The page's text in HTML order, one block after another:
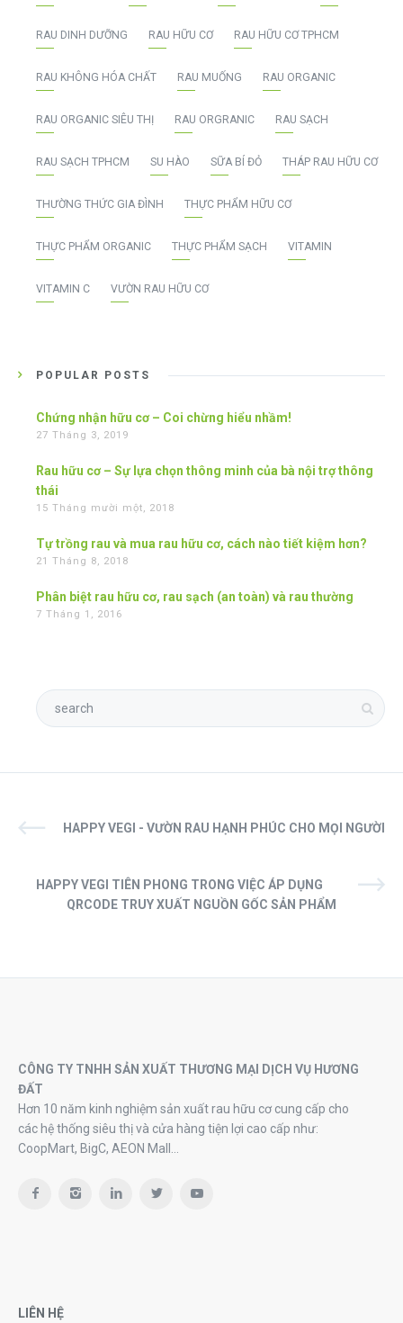
RAU DINH DƯỠNG RAU HỮU CƠ RAU HỮU CƠ TPHCM
RAU KHÔNG HÓA CHẤT RAU MUỐNG RAU ORGANIC
RAU ORGANIC SIÊU THỊ RAU ORGRANIC RAU SẠCH
RAU SẠCH TPHCM SU HÀO SỮA BÍ ĐỎ THÁP RAU HỮU CƠ
THƯỜNG THỨC GIA ĐÌNH THỰC PHẨM HỮU CƠ
THỰC PHẨM ORGANIC THỰC PHẨM SẠCH VITAMIN
VITAMIN C VƯỜN RAU HỮU CƠ
POPULAR POSTS
Chứng nhận hữu cơ – Coi chừng hiểu nhầm!
27 Tháng 3, 2019
Rau hữu cơ – Sự lựa chọn thông minh của bà nội trợ thông
thái
15 Tháng mười một, 2018
Tự trồng rau và mua rau hữu cơ, cách nào tiết kiệm hơn?
21 Tháng 8, 2018
Phân biệt rau hữu cơ, rau sạch (an toàn) và rau thường
7 Tháng 1, 2016
HAPPY VEGI - VƯỜN RAU HẠNH PHÚC CHO MỌI NGƯỜI
HAPPY VEGI TIÊN PHONG TRONG VIỆC ÁP DỤNG
QRCODE TRUY XUẤT NGUỒN GỐC SẢN PHẨM
CÔNG TY TNHH SẢN XUẤT THƯƠNG MẠI DỊCH VỤ HƯƠNG
ĐẤT
Hơn 10 năm kinh nghiệm sản xuất rau hữu cơ cung cấp cho
các hệ thống siêu thị và cửa hàng tiện lợi cao cấp như:
CoopMart, BigC, AEON Mall…
LIÊN HỆ